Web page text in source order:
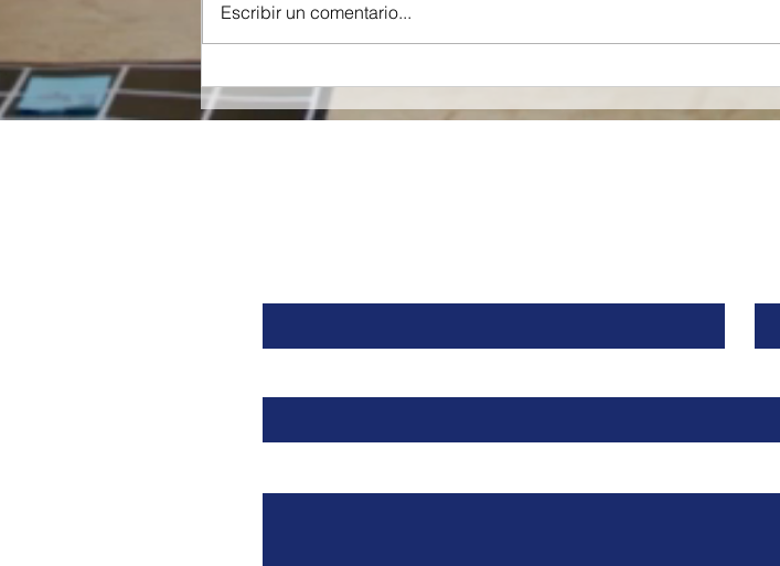
Takeda dirigido a la
Orexina, recibe la
inyección de $46
Escribir un comentario...